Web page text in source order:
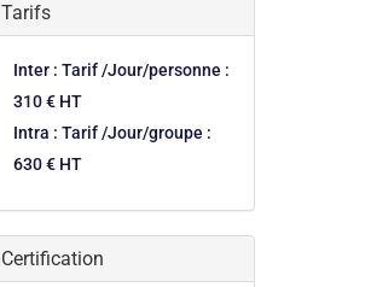
Tarifs
Inter : Tarif /Jour/personne :
310 € HT
Intra : Tarif /Jour/groupe :
630 € HT
Certification